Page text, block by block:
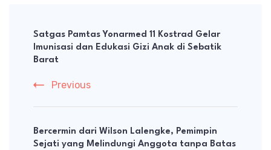
Navigation
Satgas Pamtas Yonarmed 11 Kostrad Gelar
Imunisasi dan Edukasi Gizi Anak di Sebatik
Barat
Previous
Bercermin dari Wilson Lalengke, Pemimpin
Sejati yang Melindungi Anggota tanpa Batas